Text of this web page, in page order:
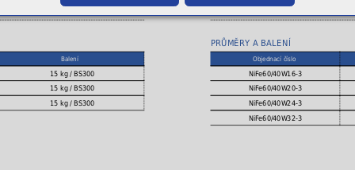
Balení
15 kg / BS300
15 kg / BS300
15 kg / BS300
PRŮMĚRY A BALENÍ
Objednací číslo
NiFe60/40W16-3
NiFe60/40W20-3
NiFe60/40W24-3
NiFe60/40W32-3